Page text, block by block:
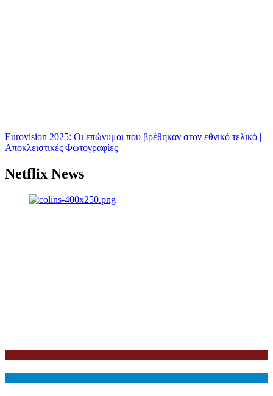
Eurovision 2025: Οι επώνυμοι που βρέθηκαν στον εθνικό τελικό |
Αποκλειστικές Φωτογραφίες
Netflix News